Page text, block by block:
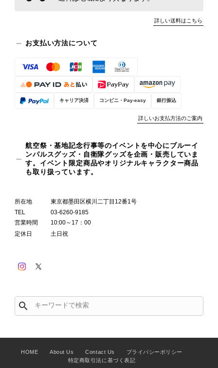
詳しい送料はこちら
お支払い方法について
キャリア決済 コンビニ・Pay-easy 銀行振込
詳しいお支払方法のご案内
航空祭・基地記念行事等のイベントを中心にブルーイ
ンパルスグッズ・自衛隊グッズを企画・販売していま
す。イベント限定商品やオリジナルキャラクター商品
も取り扱っています。
所在地
東京都墨田区横川二丁目12番1号
TEL
03-6260-9185
営業時間
10:00～17：00
定休日
土日祝
search
HOME About Us Contact Us
プライバシーポリシー
特定商取引法に基づく表記